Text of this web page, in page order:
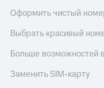
Оформить чистый
Выбрать красивый
Больше возможностей
Заменить SIM-карту